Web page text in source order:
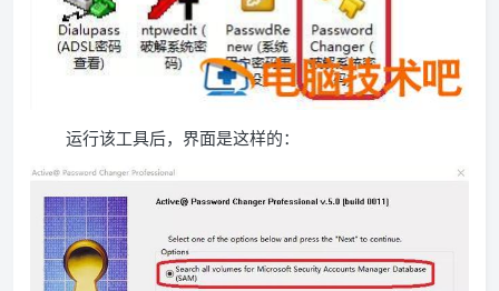
运行该工具后，界面是这样的：